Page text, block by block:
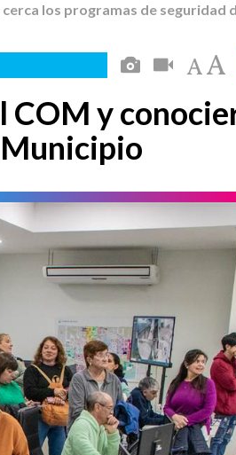
los programas de seguridad
COM y
Municipio